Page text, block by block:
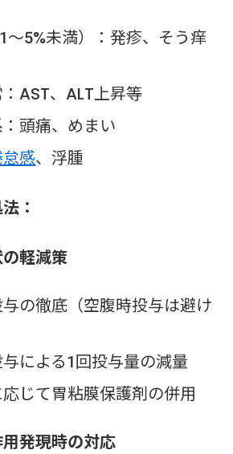
～5%未満）：発疹、そう痒
AST、ALT上昇等
頭痛、めまい
感、浮腫
：
軽減策
の徹底（空腹時投与は避け
による1回投与量の減量
じて胃粘膜保護剤の併用
発現時の対応